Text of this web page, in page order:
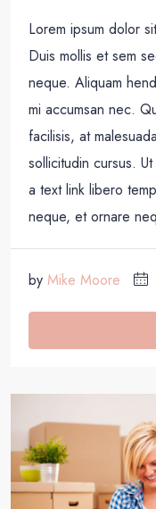
Lorem ipsum dolor
Duis mollis et sem
neque. Aliquam
mi accumsan nec.
facilisis, at
sollicitudin cursus.
a text link libero
neque, et ornare
by Mike Moore